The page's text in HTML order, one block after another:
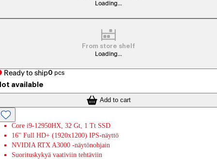
Loading...
From store shelf
Loading...
Ready to ship0 pcs
available
Add to cart
Core i9-12950HX, 32 Gt, 1 Tt SSD
16" Full HD+ (1920x1200) IPS-näyttö
NVIDIA RTX A3000 -näytönohjain
Suorituskykyä vaativiin tehtäviin